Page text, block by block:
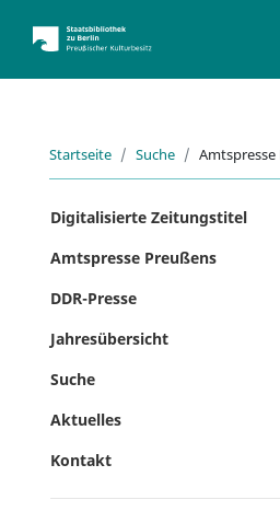
Startseite Suche Amtspresse
Digitalisierte Zeitungstitel
Amtspresse Preußens
DDR-Presse
Jahresübersicht
Suche
Aktuelles
Kontakt